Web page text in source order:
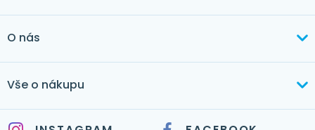
+420 771 144 779
O nás
Služby
Vše o nákupu